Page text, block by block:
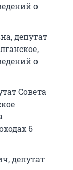
о
депутат
о
Совета
6
депутат